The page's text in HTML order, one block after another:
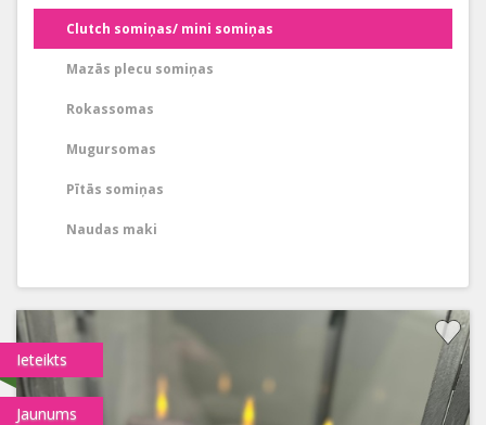
Clutch somiņas/ mini somiņas
Mazās plecu somiņas
Rokassomas
Mugursomas
Pītās somiņas
Naudas maki
Ieteikts
Jaunums